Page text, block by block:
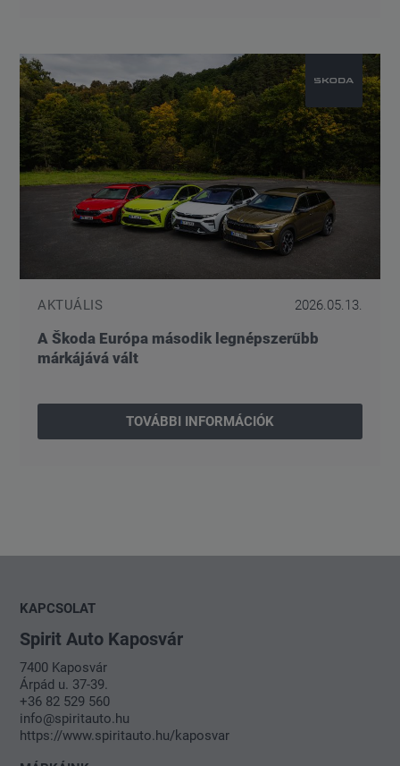
AKTUÁLIS 2026.05.13.
A Škoda Európa második legnépszerűbb
márkájává vált
TOVÁBBI INFORMÁCIÓK
KAPCSOLAT
Spirit Auto Kaposvár
7400 Kaposvár
Árpád u. 37-39.
+36 82 529 560
info@spiritauto.hu
https://www.spiritauto.hu/kaposvar